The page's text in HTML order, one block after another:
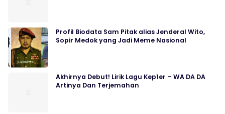
Profil Biodata Sam Pitak alias Jenderal Wito,
Sopir Medok yang Jadi Meme Nasional
Akhirnya Debut! Lirik Lagu Kep1er – WA DA DA
Artinya Dan Terjemahan